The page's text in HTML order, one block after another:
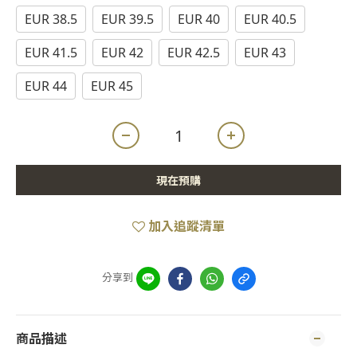
EUR 38.5
EUR 39.5 EUR 40
EUR 40.5
EUR 41.5
EUR 42 EUR 42.5
EUR 43
EUR 44
EUR 45
現在預購
加入追蹤清單
分享到
商品描述